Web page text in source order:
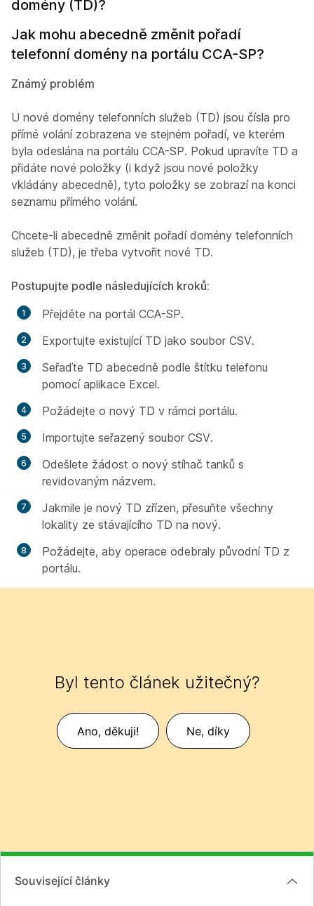
domény (TD)?
Jak mohu abecedně změnit pořadí
telefonní domény na portálu CCA-SP?
Známý problém
U nové domény telefonních služeb (TD) jsou čísla pro
přímé volání zobrazena ve stejném pořadí, ve kterém
byla odeslána na portálu CCA-SP. Pokud upravíte TD a
přidáte nové položky (i když jsou nové položky
vkládány abecedně), tyto položky se zobrazí na konci
seznamu přímého volání.
Chcete-li abecedně změnit pořadí domény telefonních
služeb (TD), je třeba vytvořit nové TD.
Postupujte podle následujících kroků:
Přejděte na portál CCA-SP.
Exportujte existující TD jako soubor CSV.
Seřaďte TD abecedně podle štítku telefonu
pomocí aplikace Excel.
Požádejte o nový TD v rámci portálu.
Importujte seřazený soubor CSV.
Odešlete žádost o nový stíhač tanků s
revidovaným názvem.
Jakmile je nový TD zřízen, přesuňte všechny
lokality ze stávajícího TD na nový.
Požádejte, aby operace odebraly původní TD z
portálu.
Byl tento článek užitečný?
Ano, děkuji! Ne, díky
Související články